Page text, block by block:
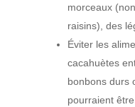
morceaux
raisins), des
Éviter les
cacahuètes
bonbons durs
pourraient